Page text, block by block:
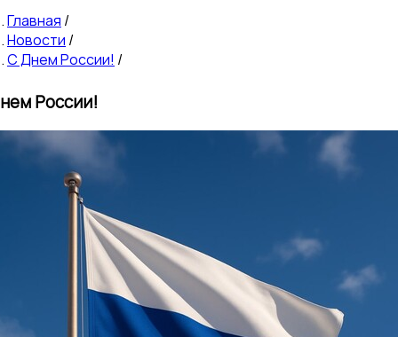
Главная /
Новости /
С Днем России! /
России!